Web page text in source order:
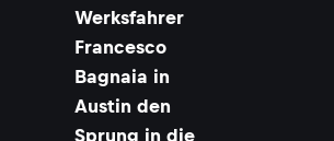
Werksfahrer
Francesco
Bagnaia in
Austin den
Sprung in die